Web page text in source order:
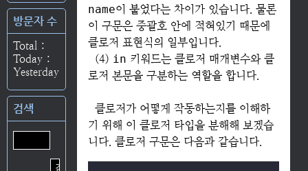
방문자 수
Total :
Today :
Yesterday :
검색
name이 붙었다는 차이가 있습니다. 물론
이 구문은 중괄호 안에 적혀있기 때문에
클로저 표현식의 일부입니다.
(4) in 키워드는 클로저 매개변수와 클
로저 본문을 구분하는 역할을 합니다.
클로저가 어떻게 작동하는지를 이해하
기 위해 이 클로저 타입을 분해해 보겠습
니다. 클로저 구문은 다음과 같습니다.